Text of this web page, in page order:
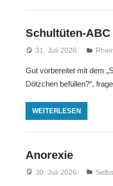
Schultüten-ABC
31. Juli 2026
Gut vorbereitet mit dem
Dötzchen befüllen?“,
WEITERLESEN
Anorexie
30. Juli 2026